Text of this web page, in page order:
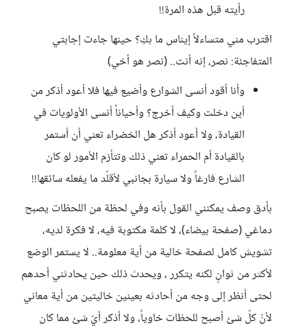
رأيته قبل هذه المرة!!
اقترب مني متساءلاً إيناس ما بكِ؟ حينها جاءت إجابتي
المتفاجئة: نصر، إنه أنت.. (نصر هو أخي)
وأنا أقود أنسى الشوارع وأضيع فيها فلا أعود أذكر من
أين دخلت وكيف أخرج؟ وأحياناً أنسى الأولويات في
القيادة، ولا أعود أذكر هل الخضراء تعني أن أستمر
بالقيادة أم الحمراء تعني ذلك وتتأزم الأمور لو كان
الشارع فارغاً ولا سيارة بجانبي لأقلّد ما يفعله سائقها!!
بأدق وصف يمكنني القول بأنه وفي لحظة من اللحظات يصبح
دماغي (صفحة بيضاء)، لا كلمة مكتوبة فيه، لا فكرة لديه،
تشويش كامل لصفحة خالية من أية معلومة.. لا يستمر الوضع
لأكثر من ثوانٍ لكنه يتكرر ، ويحدث ذلك حين يحادثني أحدهم
لحتى أنظر إلى وجه من أحادثه بعينين خاليتين من أية معاني
لأنّ كلّ شئ أصبح للحظات خاوياً، ولا أذكر أيّ شئ مما كان